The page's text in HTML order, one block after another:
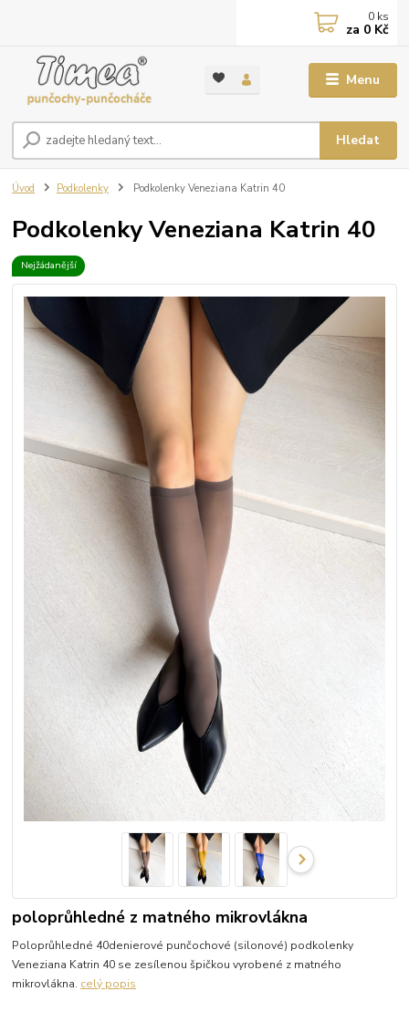
Menu
Hledat
0 ks
za 0 Kč
Úvod Podkolenky Podkolenky Veneziana Katrin 40
Podkolenky Veneziana Katrin 40
Nejžádanější
poloprůhledné z matného mikrovlákna
Poloprůhledné 40denierové punčochové (silonové) podkolenky
Veneziana Katrin 40 se zesílenou špičkou vyrobené z matného
mikrovlákna. celý popis